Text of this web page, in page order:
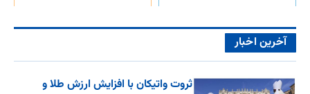
آخرین اخبار
ثروت واتیکان با افزایش ارزش طلا و